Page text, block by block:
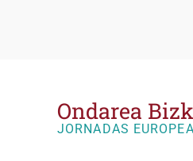
Ondarea
JORNADAS